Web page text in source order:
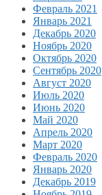
Февраль 2021
Январь 2021
Декабрь 2020
Ноябрь 2020
Октябрь 2020
Сентябрь 2020
Август 2020
Июль 2020
Июнь 2020
Май 2020
Апрель 2020
Март 2020
Февраль 2020
Январь 2020
Декабрь 2019